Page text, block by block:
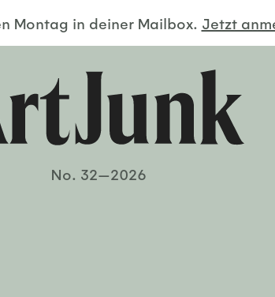
Montag in deiner Mailbox. Jetzt
No. 32—2026